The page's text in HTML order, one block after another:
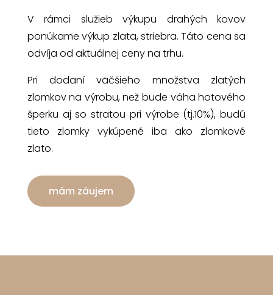
V rámci služieb výkupu drahých kovov
ponúkame výkup zlata, striebra. Táto cena sa
odvíja od aktuálnej ceny na trhu.
Pri dodaní väčšieho množstva zlatých
zlomkov na výrobu, než bude váha hotového
šperku aj so stratou pri výrobe (tj.10%), budú
tieto zlomky vykúpené iba ako zlomkové
zlato.
mám záujem